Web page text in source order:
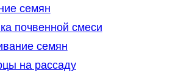
семян
почвенной смеси
семян
на рассаду